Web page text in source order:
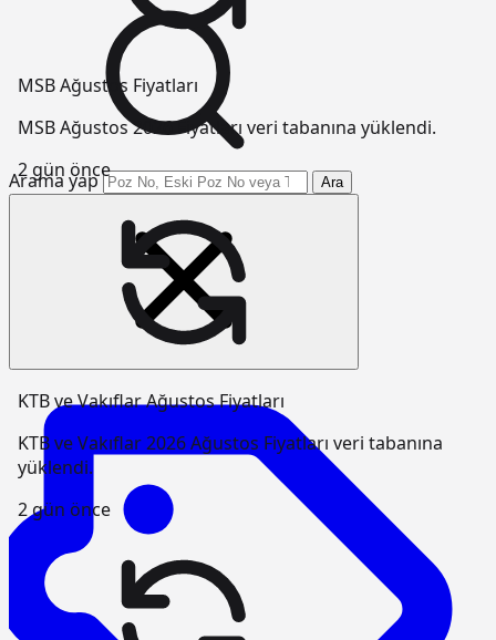
Arama yap Ara
MSB Ağustos Fiyatları
MSB Ağustos 2026 Fiyatları veri tabanına yüklendi.
2 gün önce
KTB ve Vakıflar Ağustos Fiyatları
KTB ve Vakıflar 2026 Ağustos Fiyatları veri tabanına
yüklendi.
2 gün önce